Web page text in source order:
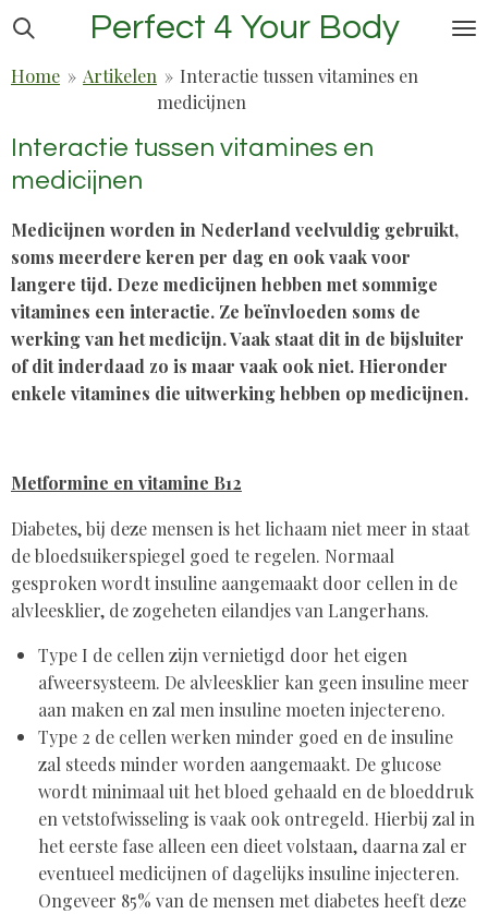
Ga
naar
Perfect 4 Your Body
Home » Artikelen » Interactie tussen vitamines en
medicijnen
Interactie tussen vitamines en
medicijnen
Medicijnen worden in Nederland veelvuldig gebruikt,
soms meerdere keren per dag en ook vaak voor
langere tijd. Deze medicijnen hebben met sommige
vitamines een interactie. Ze beïnvloeden soms de
werking van het medicijn. Vaak staat dit in de bijsluiter
of dit inderdaad zo is maar vaak ook niet. Hieronder
enkele vitamines die uitwerking hebben op medicijnen.
Metformine en vitamine B12
Diabetes, bij deze mensen is het lichaam niet meer in staat
de bloedsuikerspiegel goed te regelen. Normaal
gesproken wordt insuline aangemaakt door cellen in de
alvleesklier, de zogeheten eilandjes van Langerhans.
Type I de cellen zijn vernietigd door het eigen
afweersysteem. De alvleesklier kan geen insuline meer
aan maken en zal men insuline moeten injecteren0.
Type 2 de cellen werken minder goed en de insuline
zal steeds minder worden aangemaakt. De glucose
wordt minimaal uit het bloed gehaald en de bloeddruk
en vetstofwisseling is vaak ook ontregeld. Hierbij zal in
het eerste fase alleen een dieet volstaan, daarna zal er
eventueel medicijnen of dagelijks insuline injecteren.
Ongeveer 85% van de mensen met diabetes heeft deze